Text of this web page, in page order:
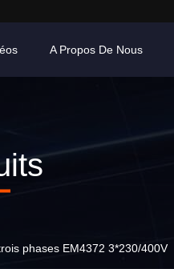
A Propos De Nous
phases EM4372 3*230/400V